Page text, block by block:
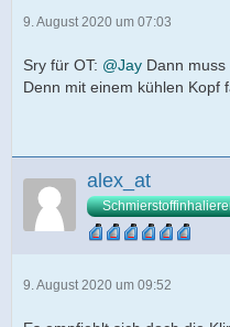
9. August 2020 um 07:03
Sry für OT: @Jay Dann
Denn mit einem kühlen Kopf
alex_at
9. August 2020 um 09:52